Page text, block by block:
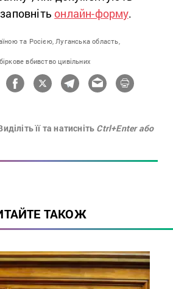
онлайн-форму.
та Росією, Луганська область,
вбивство цивільних
її та натисніть Ctrl+Enter або
ТАКОЖ